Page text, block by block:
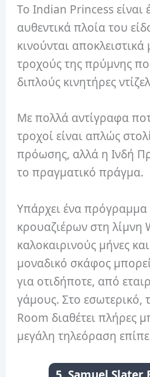
Το Indian Princess είναι
αυθεντικά πλοία του
κινούνται
τροχούς της πρύμνης
διπλούς κινητήρες
Με πολλά αντίγραφα
τροχοί είναι απλώς
πρόωσης, αλλά η Ινδή
το πραγματικό πράγμα.
Υπάρχει ένα
κρουαζιέρων στη λίμνη
καλοκαιρινούς μήνες
μοναδικό σκάφος
για οτιδήποτε, από
γάμους.Στο εσωτερικό,
Room διαθέτει πλήρες
μεγάλη τηλεόραση